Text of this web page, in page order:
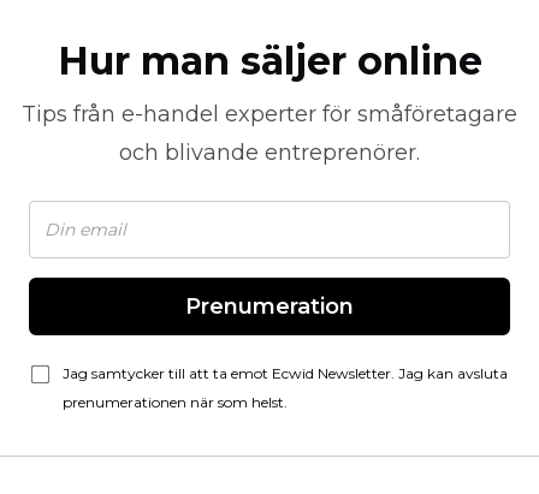
Hur man säljer online
Tips från e-handel experter för småföretagare
och blivande entreprenörer.
Prenumeration
Jag samtycker till att ta emot Ecwid Newsletter. Jag kan avsluta
prenumerationen när som helst.